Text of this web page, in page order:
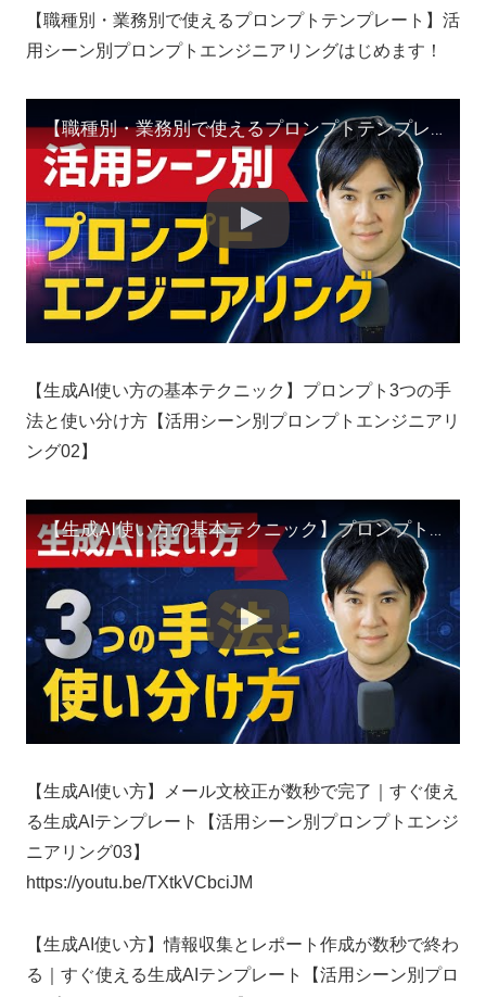
【職種別・業務別で使えるプロンプトテンプレート】活
用シーン別プロンプトエンジニアリングはじめます！
【職種別・業務別で使えるプロンプトテンプレート】活用シーン別プロンプトエンジニアリングはじめます！
【生成AI使い方の基本テクニック】プロンプト3つの手
法と使い分け方【活用シーン別プロンプトエンジニアリ
ング02】
【生成AI使い方の基本テクニック】プロンプト3つの手法と使い分け方【活用シーン別プロンプトエンジニアリング02】
【生成AI使い方】メール文校正が数秒で完了｜すぐ使え
る生成AIテンプレート【活用シーン別プロンプトエンジ
ニアリング03】
https://youtu.be/TXtkVCbciJM
【生成AI使い方】情報収集とレポート作成が数秒で終わ
る｜すぐ使える生成AIテンプレート【活用シーン別プロ